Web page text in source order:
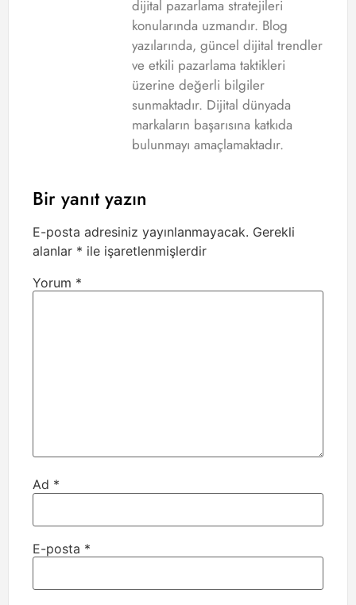
dijital pazarlama stratejileri
konularında uzmandır. Blog
yazılarında, güncel dijital trendler
ve etkili pazarlama taktikleri
üzerine değerli bilgiler
sunmaktadır. Dijital dünyada
markaların başarısına katkıda
bulunmayı amaçlamaktadır.
Bir yanıt yazın
E-posta adresiniz yayınlanmayacak. Gerekli
alanlar * ile işaretlenmişlerdir
Yorum *
Ad *
E-posta *